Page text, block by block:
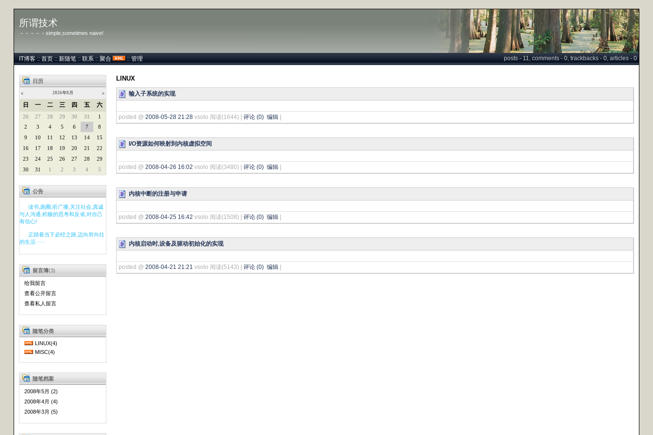
所谓技术
－－－－－simple,sometimes naive!
posts - 11, comments - 0, trackbacks - 0, articles - 0
IT博客 :: 首页 :: 新随笔 :: 联系 :: 聚合 :: 管理
日历
< 2026年8月 >
日 一 二 三 四 五 六
26 27 28 29 30 31
1
2
3 4 5 6 7
8
9
10 11 12 13 14
15
16
17 18 19 20 21
22
23
24 25 26 27 28
29
30
31 1 2 3 4 5
公告
读书,跑圈,听广播,关注社会,真诚
与人沟通,积极的思考和反省,对自己
有信心!
正踏着当下必经之路,迈向所向往
的生活·····
留言簿(3)
给我留言
查看公开留言
查看私人留言
随笔分类
LINUX(4)
MISC(4)
随笔档案
2008年5月 (2)
2008年4月 (4)
2008年3月 (5)
LINUX
输入子系统的实现
posted @ 2008-05-28 21:28 vsolo 阅读(1644) | 评论 (0) 编辑
I/O资源如何映射到内核虚拟空间
posted @ 2008-04-26 16:02 vsolo 阅读(3480) | 评论 (0) 编辑
内核中断的注册与申请
posted @ 2008-04-25 16:42 vsolo 阅读(1508) | 评论 (0) 编辑
内核启动时,设备及驱动初始化的实现
posted @ 2008-04-21 21:21 vsolo 阅读(5143) | 评论 (0) 编辑